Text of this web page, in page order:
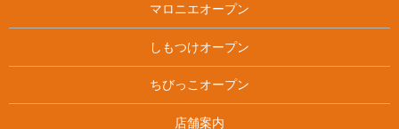
マロニエオープン
しもつけオープン
ちびっこオープン
店舗案内